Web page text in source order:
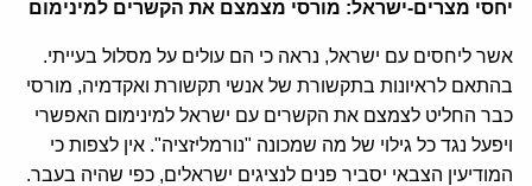
יחסי מצרים-ישראל: מורסי מצמצם את הקשרים למינימום
אשר ליחסים עם ישראל, נראה כי הם עולים על מסלול בעייתי.
בהתאם לראיונות בתקשורת של אנשי תקשורת ואקדמיה, מורסי
כבר החליט לצמצם את הקשרים עם ישראל למינימום האפשרי
ויפעל נגד כל גילוי של מה שמכונה "נורמליזציה". אין לצפות כי
המודיעין הצבאי יסביר פנים לנציגים ישראלים, כפי שהיה בעבר.